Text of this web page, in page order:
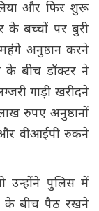
और फिर शुरू
के बच्चों पर बुरी
अनुष्ठान करने
बीच डॉक्टर ने
गाड़ी खरीदने
रुपए अनुष्ठानों
वीआईपी रुकने
उन्होंने पुलिस में
के बीच पैठ रखने